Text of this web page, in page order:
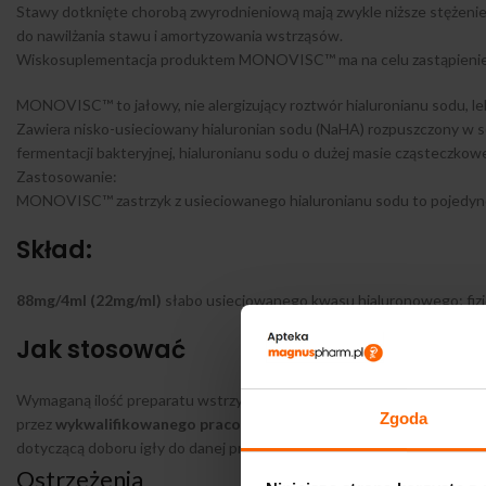
Zgoda
Stawy dotknięte chorobą zwyrodnieniową mają zwykle niższe
do nawilżania stawu i amortyzowania wstrząsów.
Wiskosuplementacja produktem MONOVISC™ ma na celu
MONOVISC™ to jałowy, nie alergizujący roztwór hialuronianu sodu,
Zawiera nisko-usieciowany hialuronian sodu (NaHA) rozpuszczony
fermentacji bakteryjnej, hialuronianu sodu o dużej masie
Zastosowanie:
MONOVISC™ zastrzyk z usieciowanego hialuronianu sodu to
Skład:
88mg/4ml (22mg/ml) słabo usieciowanego kwasu hialuronowego;
Jak stosować
Wymaganą ilość preparatu wstrzykuje się do przestrzeni stawowej
przezwykwalifikowanego pracownika służby zdrowia, z
dotyczącą doboru igły do danej procedury podejmujelekarz
Ostrzeżenia